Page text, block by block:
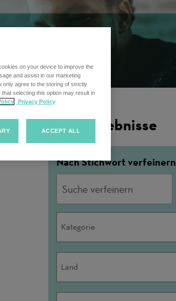
Filterergebnisse
Nach Stichwort verfeinern
Kategorie
Land
on your device to improve the
and assist in our marketing
only agree to the storing of strictly
selecting this option may result in
Privacy Policy
ACCEPT ALL